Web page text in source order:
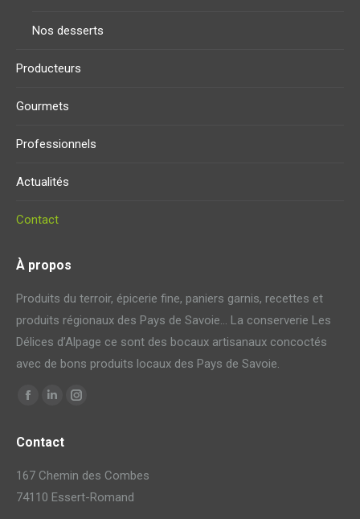
Nos desserts
Producteurs
Gourmets
Professionnels
Actualités
Contact
À propos
Produits du terroir, épicerie fine, paniers garnis, recettes et
produits régionaux des Pays de Savoie… La conserverie Les
Délices d’Alpage ce sont des bocaux artisanaux concoctés
avec de bons produits locaux des Pays de Savoie.
Trouvez nous sur :
La
Facebook
LinkedIn
La
Contact
167 Chemin des Combes
74110 Essert-Romand